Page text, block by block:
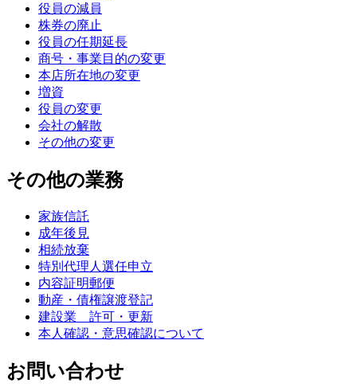
役員の減員
株券の廃止
役員の任期延長
商号・事業目的の変更
本店所在地の変更
増資
役員の変更
会社の解散
その他の変更
その他の業務
家族信託
成年後見
相続放棄
特別代理人選任申立
内容証明郵便
動産・債権譲渡登記
建設業 許可・更新
本人確認・意思確認について
お問い合わせ